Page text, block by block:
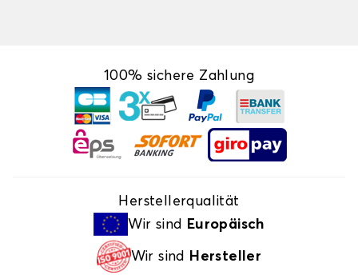
100% sichere Zahlung
Herstellerqualität
Wir sind
Europäisch
Wir sind Hersteller